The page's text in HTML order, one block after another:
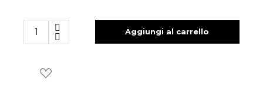
Aggiungi al carrello